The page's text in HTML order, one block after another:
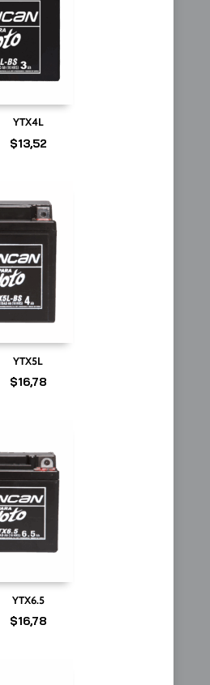
YTX4L
$13,52
YTX5L
$16,78
YTX6.5
$16,78